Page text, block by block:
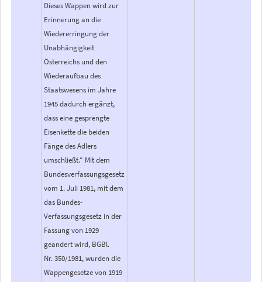
Dieses Wappen wird zur
Erinnerung an die
Wiedererringung der
Unabhängigkeit
Österreichs und den
Wiederaufbau des
Staatswesens im Jahre
1945 dadurch ergänzt,
dass eine gesprengte
Eisenkette die beiden
Fänge des Adlers
umschließt.“ Mit dem
Bundesverfassungsgesetz
vom 1. Juli 1981, mit dem
das Bundes-
Verfassungsgesetz in der
Fassung von 1929
geändert wird, BGBl.
Nr. 350/1981, wurden die
Wappengesetze von 1919